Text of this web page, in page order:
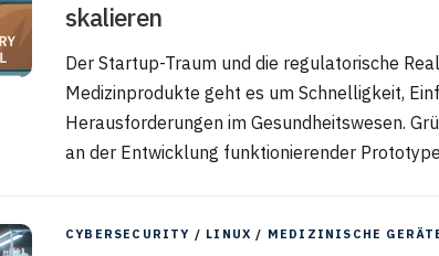
skalieren
Der Startup-Traum und die regulatorische
Medizinprodukte geht es um Schnelligkeit,
Herausforderungen im Gesundheitswesen.
an der Entwicklung funktionierender
CYBERSECURITY / LINUX / MEDIZINISCHE